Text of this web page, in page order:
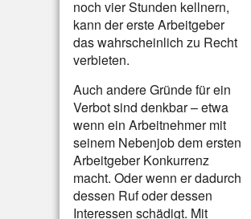
noch vier Stunden kellnern,
kann der erste Arbeitgeber
das wahrscheinlich zu Recht
verbieten.
Auch andere Gründe für ein
Verbot sind denkbar – etwa
wenn ein Arbeitnehmer mit
seinem Nebenjob dem ersten
Arbeitgeber Konkurrenz
macht. Oder wenn er dadurch
dessen Ruf oder dessen
Interessen schädigt. Mit